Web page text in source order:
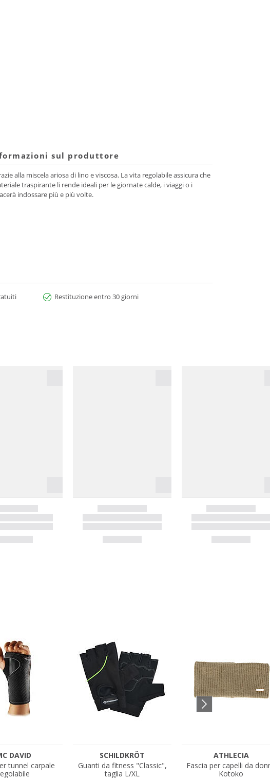
sul produttore
alla miscela ariosa di lino e viscosa. La vita regolabile assicura che
traspirante li rende ideali per le giornate calde, i viaggi o i
indossare più e più volte.
Restituzione entro 30 giorni